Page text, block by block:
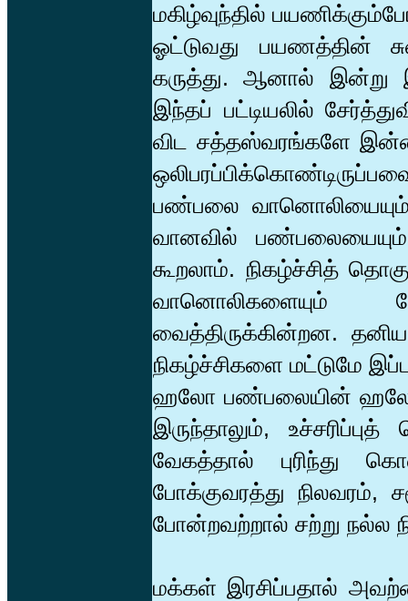
மகிழ்வுந்தில்
ஓட்டுவது பயணத்தின்
கருத்து. ஆனால் இன்று
இந்தப் பட்டியலில்
விட சத்தஸ்வரங்களே
பண்பலை
வானவில்
கூறலாம். நிகழ்ச்சித்
வானொலிகளையும்
வைத்திருக்கின்றன.
நிகழ்ச்சிகளை மட்டுமே
ஹலோ பண்பலையின் ஹலோ
இருந்தாலும்,
வேகத்தால் புரிந்து
போக்குவரத்து நிலவரம்,
போன்றவற்றால் சற்று நல்ல
மக்கள் இரசிப்பதால்